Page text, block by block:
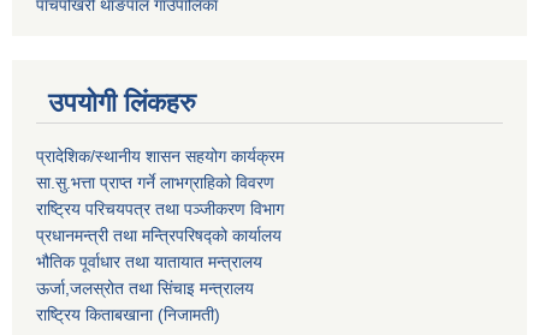
पाँचपोखरी थाङपाल गाउँपालिका
उपयोगी लिंकहरु
प्रादेशिक/स्थानीय शासन सहयोग कार्यक्रम
सा.सु.भत्ता प्राप्त गर्ने लाभग्राहिको विवरण
राष्ट्रिय परिचयपत्र तथा पञ्‍जीकरण विभाग
प्रधानमन्त्री तथा मन्त्रिपरिषद्को कार्यालय
भौतिक पूर्वाधार तथा यातायात मन्त्रालय
ऊर्जा,जलस्रोत तथा सिंचाइ मन्त्रालय
राष्ट्रिय किताबखाना (निजामती)